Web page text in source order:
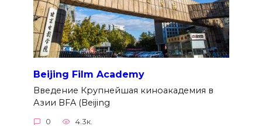
Beijing Film Academy
Введение Крупнейшая киноакадемия в
Азии BFA (Beijing
0 4.3к.